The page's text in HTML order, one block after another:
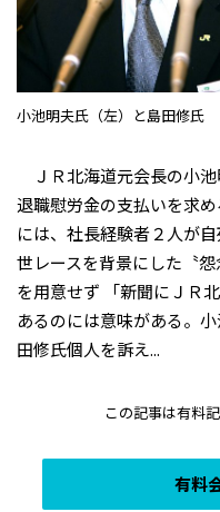
小池明夫氏（左）と島田修氏
ＪＲ北海道元会長の小池
退職慰労金の支払いを求
には、社長経験者２人が
世レースを背景にした〝
を用意せず 「新聞にＪＲ
あるのには意味がある。
田修氏個人を訴え...
この記事は有料記
有料